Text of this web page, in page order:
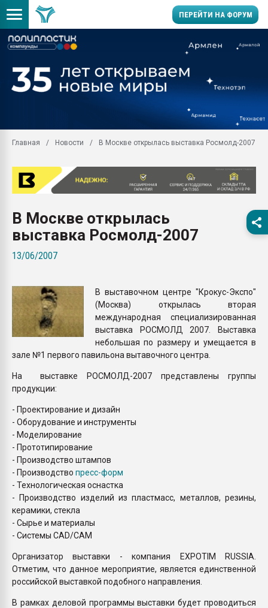
ПЕРЕЙТИ НА ФОРУМ
производство SPC
заводу пластмасс"
Помощь в подборе
Вакуум-формовочные
ближайшее
Подмосковье, Москва
первый план в
пластмасс
бутылок
ПЕРЕЙТИ НА
Главная Новости В Москве открылась выставка Росмолд-2007
В Москве открылась
выставка Росмолд-2007
13/06/2007
В выставочном центре "Крокус-Экспо"
(Москва) открылась вторая
международная специализированная
выставка РОСМОЛД 2007. Выставка
небольшая по размеру и умещается в
зале №1 первого павильона вытавочного центра.
На выставке РОСМОЛД-2007 представлены группы
продукции:
- Проектирование и дизайн
- Оборудование и инструменты
- Моделирование
- Прототипирование
- Производство штампов
- Производство пресс-форм
- Технологическая оснастка
- Производство изделий из пластмасс, металлов, резины,
керамики, стекла
- Сырье и материалы
- Системы СAD/CAM
Организатор выставки - компания EXPOTIM RUSSIA.
Отметим, что данное мероприятие, является единственной
российской выставкой подобного направления.
В рамках деловой программы выставки будет проводиться